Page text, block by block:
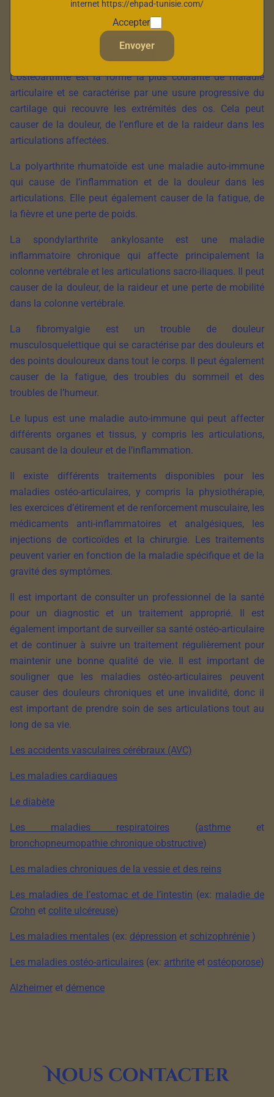
Les maladies ostéo-articulaires courantes incluent
l’ostéoarthrite, la polyarthrite rhumatoïde, la spondylarthrite
ankylosante, la fibromyalgie, et le lupus.
L’ostéoarthrite est la forme la plus courante de maladie
articulaire et se caractérise par une usure progressive du
cartilage qui recouvre les extrémités des os. Cela peut
causer de la douleur, de l’enflure et de la raideur dans les
articulations affectées.
La polyarthrite rhumatoïde est une maladie auto-immune
qui cause de l’inflammation et de la douleur dans les
articulations. Elle peut également causer de la fatigue, de
la fièvre et une perte de poids.
La spondylarthrite ankylosante est une maladie
inflammatoire chronique qui affecte principalement la
colonne vertébrale et les articulations sacro-iliaques. Il peut
causer de la douleur, de la raideur et une perte de mobilité
dans la colonne vertébrale.
La fibromyalgie est un trouble de douleur
musculosquelettique qui se caractérise par des douleurs et
des points douloureux dans tout le corps. Il peut également
causer de la fatigue, des troubles du sommeil et des
troubles de l’humeur.
Le lupus est une maladie auto-immune qui peut affecter
différents organes et tissus, y compris les articulations,
causant de la douleur et de l’inflammation.
Il existe différents traitements disponibles pour les
maladies ostéo-articulaires, y compris la physiothérapie,
les exercices d’étirement et de renforcement musculaire, les
médicaments anti-inflammatoires et analgésiques, les
injections de corticoïdes et la chirurgie. Les traitements
peuvent varier en fonction de la maladie spécifique et de la
gravité des symptômes.
Il est important de consulter un professionnel de la santé
pour un diagnostic et un traitement approprié. Il est
également important de surveiller sa santé ostéo-articulaire
et de continuer à suivre un traitement régulièrement pour
maintenir une bonne qualité de vie. Il est important de
souligner que les maladies ostéo-articulaires peuvent
causer des douleurs chroniques et une invalidité, donc il
est important de prendre soin de ses articulations tout au
long de sa vie.
Les accidents vasculaires cérébraux (AVC)
Les maladies cardiaques
Le diabète
Les maladies respiratoires (asthme et
bronchopneumopathie chronique obstructive)
Les maladies chroniques de la vessie et des reins
Les maladies de l’estomac et de l’intestin (ex: maladie de
Crohn et colite ulcéreuse)
Les maladies mentales (ex: dépression et schizophrénie )
Les maladies ostéo-articulaires (ex: arthrite et ostéoporose)
Alzheimer et démence
Nous contacter
internet https://ehpad-tunisie.com/
Accepter
Envoyer